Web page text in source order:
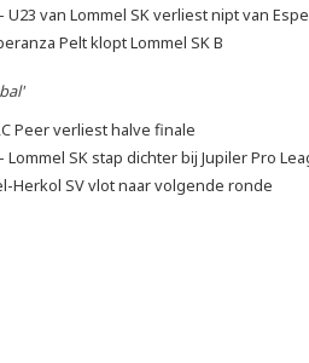
- U23 van Lommel SK verliest nipt van
Pelt klopt Lommel SK B
Peer verliest halve finale
- Lommel SK stap dichter bij Jupiler Pro
Herkol SV vlot naar volgende ronde